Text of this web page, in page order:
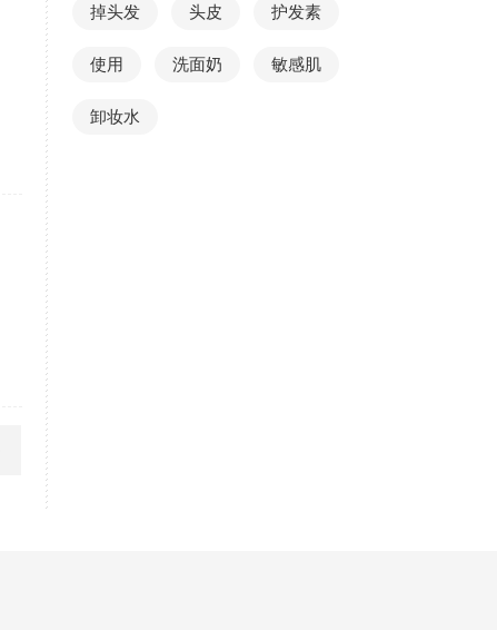
掉头发 头皮 护发素
使用 洗面奶 敏感肌
卸妆水